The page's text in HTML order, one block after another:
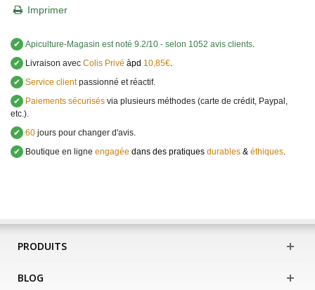
Imprimer
✔ Apiculture-Magasin est noté 9.2/10 - selon 1052 avis clients.
✔
Livraison avec Colis Privé àpd 10,85€.
✔ Service clientpassionné et réactif.
✔
Paiements sécurisés via plusieurs méthodes (carte de crédit, Paypal,
etc.).
✔ 60 jours pour changer d'avis.
✔
Boutique en ligne engagée dans des pratiques durables & éthiques.
PRODUITS
BLOG